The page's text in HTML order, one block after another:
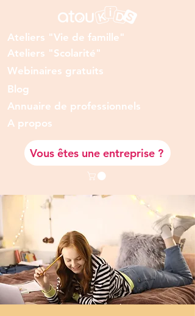
Ateliers "Vie de famille"
Ateliers "Scolarité"
Webinaires gratuits
Blog
Annuaire de professionnels
A propos
Vous êtes une entreprise ?